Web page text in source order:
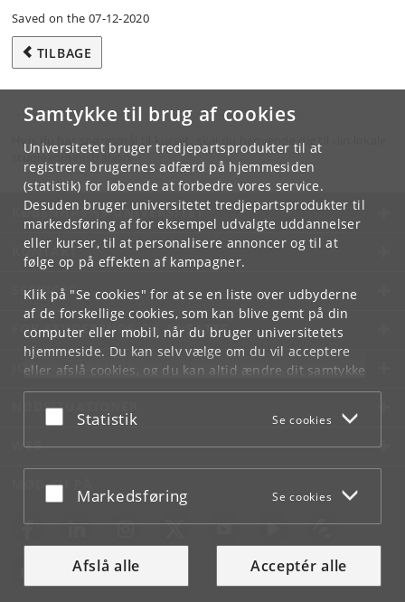
Samtykke til brug af cookies
Universitetet bruger tredjepartsprodukter til at
registrere brugernes adfærd på hjemmesiden
(statistik) for løbende at forbedre vores service.
Desuden bruger universitetet tredjepartsprodukter til
markedsføring af for eksempel udvalgte uddannelser
eller kurser, til at personalisere annoncer og til at
følge op på effekten af kampagner.
Klik på "Se cookies" for at se en liste over udbyderne
af de forskellige cookies, som kan blive gemt på din
computer eller mobil, når du bruger universitetets
hjemmeside. Du kan selv vælge om du vil acceptere
eller afslå cookies, og du kan altid ændre dit samtykke
underCookie- og privatlivspolitiksom du finder i
bunden af hver side.
Acceptér eller afslå
Statistik Se cookies
Acceptér eller afslå
Markedsføring Se cookies
Afslå alle Acceptér alle
Saved on the 07-12-2020
TILBAGE
Hvis du har spørgsmål til kurset, skal du henvende dig til din lokale
studieadministration.
KØBENHAVNS UNIVERSITET
KONTAKT
SERVICES
FOR STUDERENDE OG ANSATTE
JOB OG KARRIERE
NØDSITUATIONER
WEB
MØD KU PÅ